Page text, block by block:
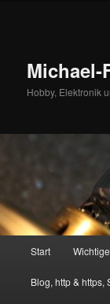
Michael-
Hobby, Elektronik
Start
Blog, http & https,